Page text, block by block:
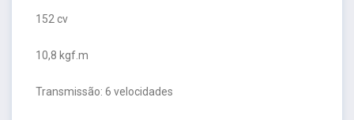
152 cv
10,8 kgf.m
Transmissão: 6 velocidades